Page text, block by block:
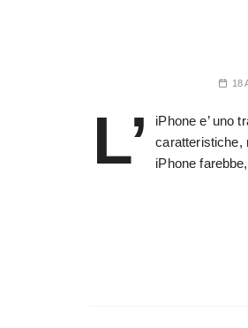
18
L’
iPhone e’ uno
caratteristiche,
iPhone